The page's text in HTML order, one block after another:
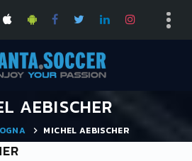
AEBISCHER
MICHEL AEBISCHER